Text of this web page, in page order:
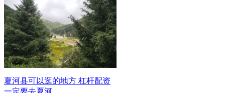
夏河县可以逛的地方 杠杆配资
一定要去夏河